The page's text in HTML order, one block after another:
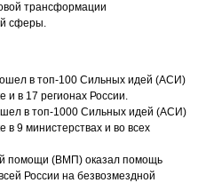
трансформации
сферы.
в топ-100 Сильных идей (АСИ)
и в 17 регионах России.
в топ-1000 Сильных идей (АСИ)
в 9 министерствах и во всех
помощи (ВМП) оказал помощь
России на безвозмездной